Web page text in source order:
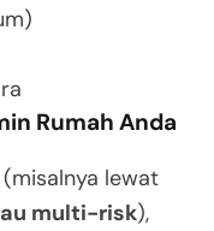
Rumah Anda
lewat
multi-risk),